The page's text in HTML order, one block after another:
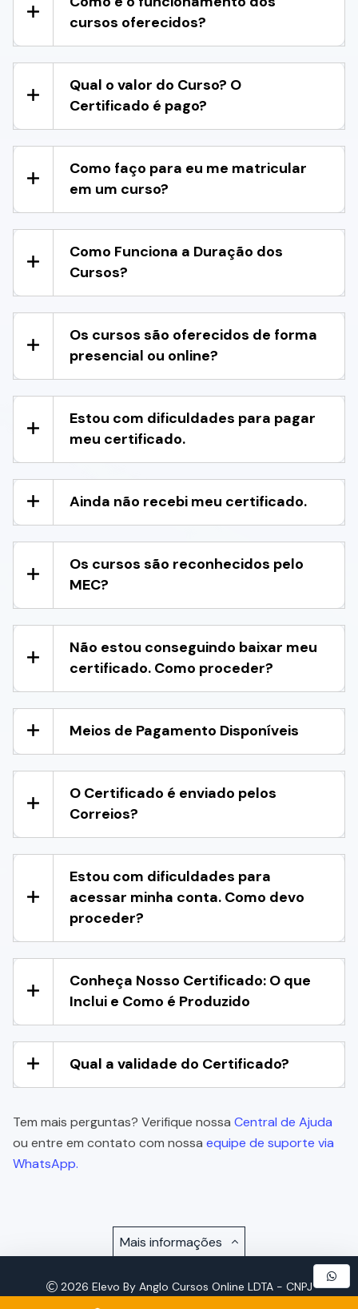
cursos oferecidos?
Qual o valor do Curso? O
Certificado é pago?
Como faço para eu me matricular
em um curso?
Como Funciona a Duração dos
Cursos?
Os cursos são oferecidos de forma
presencial ou online?
Estou com dificuldades para pagar
meu certificado.
Ainda não recebi meu certificado.
Os cursos são reconhecidos pelo
MEC?
Não estou conseguindo baixar meu
certificado. Como proceder?
Meios de Pagamento Disponíveis
O Certificado é enviado pelos
Correios?
Estou com dificuldades para
acessar minha conta. Como devo
proceder?
Conheça Nosso Certificado: O que
Inclui e Como é Produzido
Qual a validade do Certificado?
Tem mais perguntas? Verifique nossa Central de Ajuda
ou entre em contato com nossa equipe de suporte via
WhatsApp.
Mais informações
2026 Elevo By Anglo Cursos Online LDTA - CNPJ
57.921.693/0001-72 - Todos os Direitos Reservados